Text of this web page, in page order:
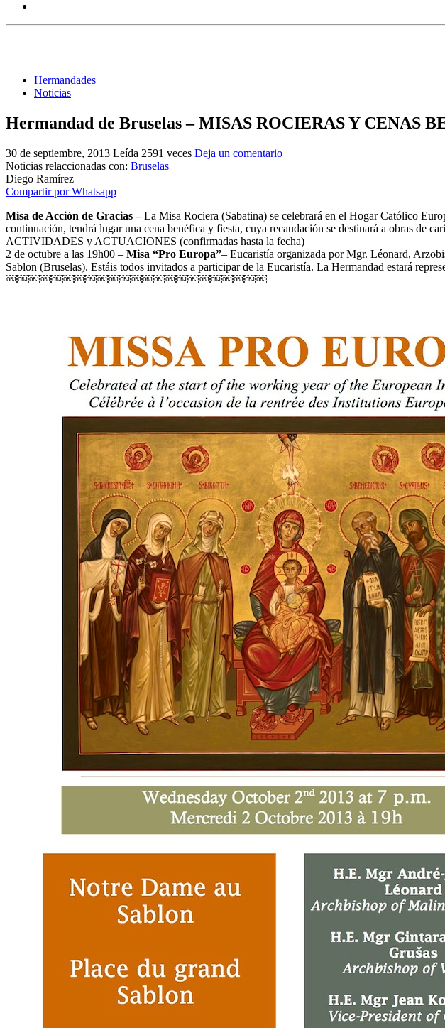
Hermandades
Noticias
Hermandad de Bruselas – MISAS ROCIERAS Y CENAS
30 de septiembre, 2013 Leída 2591 veces Deja un comentario
Noticias relaccionadas con: Bruselas
Diego Ramírez
Compartir por Whatsapp
Misa de Acción de Gracias –La Misa Rociera (Sabatina) se celebrará en el Hogar Católico
continuación, tendrá lugar una cena benéfica y fiesta, cuya recaudación se destinará a obras de
ACTIVIDADES y ACTUACIONES (confirmadas hasta la fecha)
2 de octubre a las 19h00 – Misa “Pro Europa”– Eucaristía organizada por Mgr. Léonard,
Sablon (Bruselas). Estáis todos invitados a participar de la Eucaristía. La Hermandad estará
￼￼￼￼￼￼￼￼￼￼￼￼￼￼￼￼￼￼￼￼￼￼￼